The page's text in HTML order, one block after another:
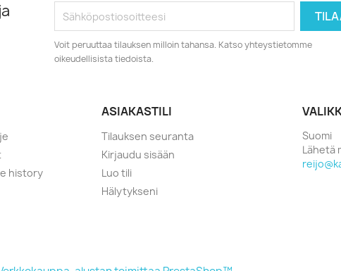
Voit peruuttaa tilauksen milloin tahansa. Katso yhteystietomme
oikeudellisista tiedoista.
history
ASIAKASTILI
Tilauksen seuranta
Kirjaudu sisään
Luo tili
Hälytykseni
Suomi
Lähetä